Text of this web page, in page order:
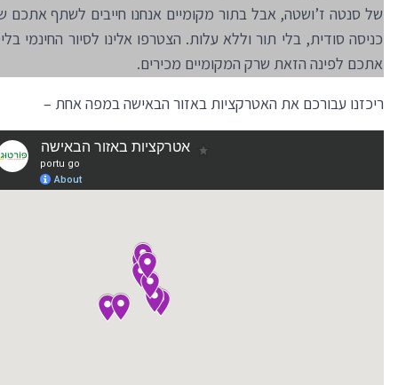
של סנטה ז’ושטה, אבל בתור מקומיים אנחנו חייבים לשתף אתכם
כניסה סודית, בלי תור וללא עלות. הצטרפו אלינו לסיור החינמי
אתכם לפינה הזאת שרק המקומיים מכירים.
ריכזנו עבורכם את האטרקציות באזור הבאישה במפה אחת –